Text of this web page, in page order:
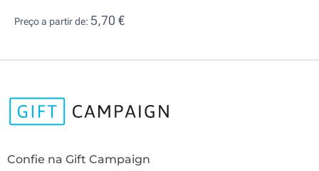
Preço a partir de: 5,70 €
Confie na Gift Campaign